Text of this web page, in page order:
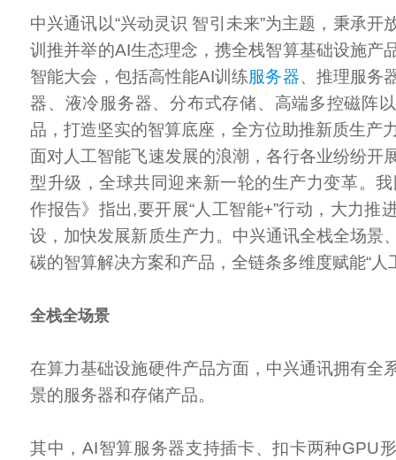
中兴通讯以“兴动灵识 智引未来”为主题，秉承开
训推并举的AI生态理念，携全栈智算基础设施产
智能大会，包括高性能AI训练服务器、推理服务
器、液冷服务器、分布式存储、高端多控磁阵
品，打造坚实的智算底座，全方位助推新质生产
面对人工智能飞速发展的浪潮，各行各业纷纷开
型升级，全球共同迎来新一轮的生产力变革。
作报告》指出,要开展“人工智能+”行动，大力推
设，加快发展新质生产力。中兴通讯全栈全场景
碳的智算解决方案和产品，全链条多维度赋能“人
全栈全场景
在算力基础设施硬件产品方面，中兴通讯拥有全
景的服务器和存储产品。
其中，AI智算服务器支持插卡、扣卡两种GPU